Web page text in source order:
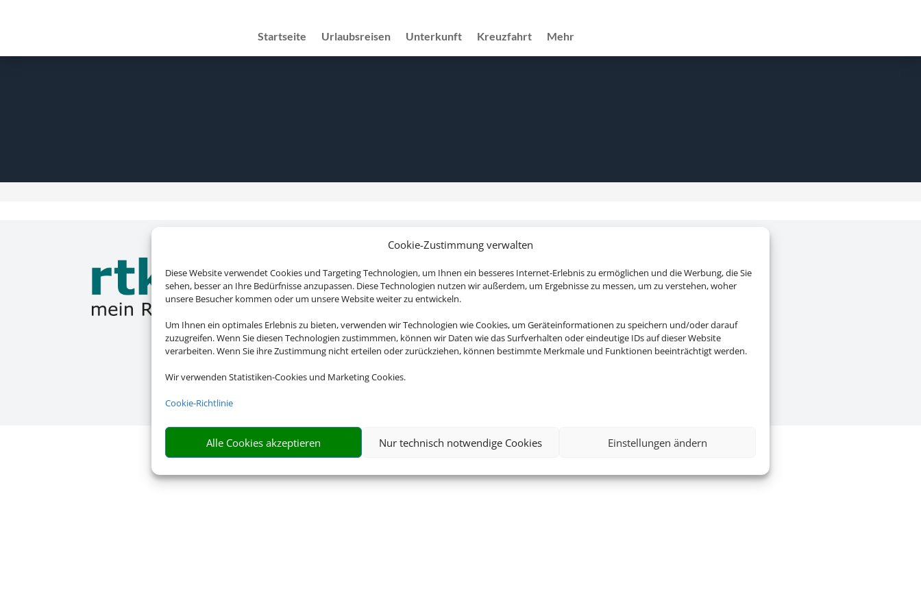
Cookie-Zustimmung verwalten
Diese Website verwendet Cookies und Targeting Technologien, um Ihnen ein besseres Internet-Erlebnis zu ermöglichen und die Werbung, die Sie
sehen, besser an Ihre Bedürfnisse anzupassen. Diese Technologien nutzen wir außerdem, um Ergebnisse zu messen, um zu verstehen, woher
unsere Besucher kommen oder um unsere Website weiter zu entwickeln.
Um Ihnen ein optimales Erlebnis zu bieten, verwenden wir Technologien wie Cookies, um Geräteinformationen zu speichern und/oder darauf
zuzugreifen. Wenn Sie diesen Technologien zustimmmen, können wir Daten wie das Surfverhalten oder eindeutige IDs auf dieser Website
verarbeiten. Wenn Sie ihre Zustimmung nicht erteilen oder zurückziehen, können bestimmte Merkmale und Funktionen beeinträchtigt werden.
Wir verwenden Statistiken-Cookies und Marketing Cookies.
Cookie-Richtlinie
Alle Cookies akzeptieren Nur technisch notwendige Cookies Einstellungen ändern
Startseite Urlaubsreisen Unterkunft Kreuzfahrt Mehr
Rechtliche Informationen
Impressum|Datenschutzerklärung|Online Check-In|Service|AGB|Blacklisted Airlines|
Barrierefreiheitserklärung